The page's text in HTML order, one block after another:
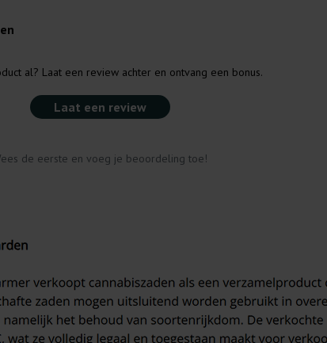
al? Laat een review achter en ontvang een bonus.
Laat een review
de eerste en voeg je beoordeling toe!